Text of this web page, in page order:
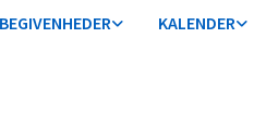
KALENDER